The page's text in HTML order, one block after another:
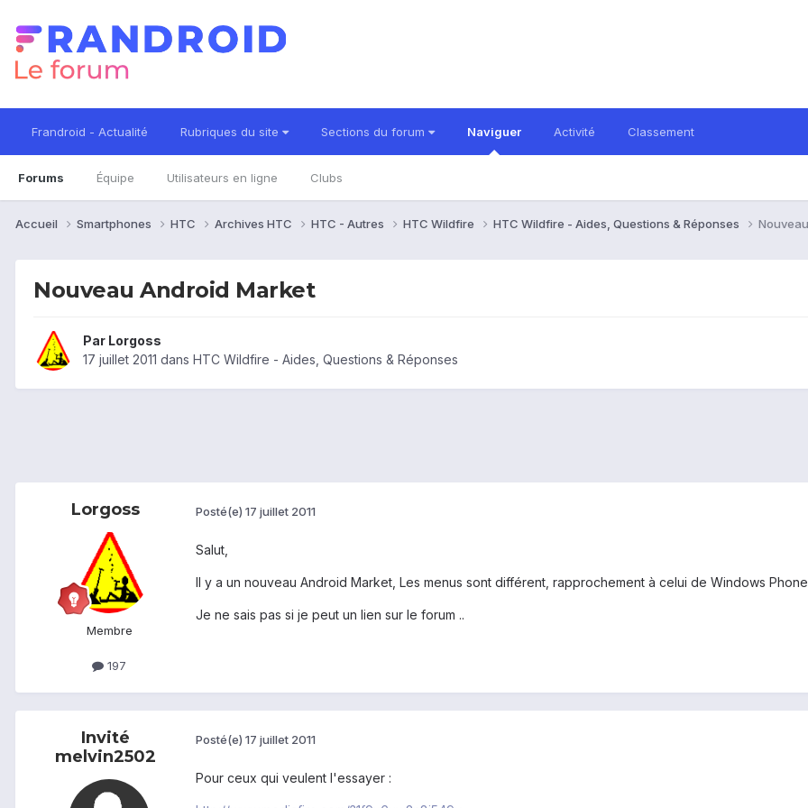
Frandroid - Actualité Rubriques du site Sections du forum Naviguer
Forums Équipe Utilisateurs en ligne Clubs
Activité Classement
Accueil Smartphones HTC Archives HTC HTC - Autres HTC Wildfire HTC Wildfire - Aides, Questions & Réponses
Nouveau Android Market
Par Lorgoss
17 juillet 2011 dans HTC Wildfire - Aides, Questions & Réponses
Lorgoss
Membre
197
Posté(e) 17 juillet 2011
Salut,
Il y a un nouveau Android Market, Les menus sont différent, rapprochement à celui de Windows
Je ne sais pas si je peut un lien sur le forum ..
Invité
melvin2502
Posté(e) 17 juillet 2011
Pour ceux qui veulent l'essayer :